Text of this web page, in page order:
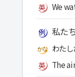
We
私た
わた
The